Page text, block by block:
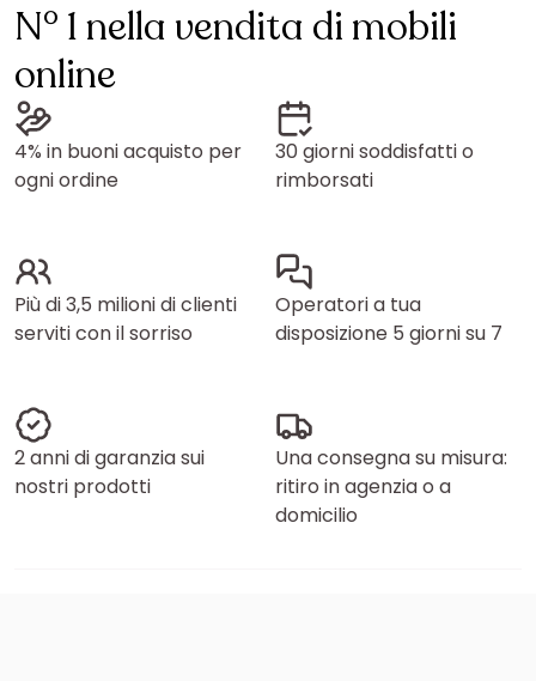
N° 1 nella vendita di mobili
online
4% in buoni acquisto per
ogni ordine
30 giorni soddisfatti o
rimborsati
Più di 3,5 milioni di clienti
serviti con il sorriso
Operatori a tua
disposizione 5 giorni su 7
2 anni di garanzia sui
nostri prodotti
Una consegna su misura:
ritiro in agenzia o a
domicilio